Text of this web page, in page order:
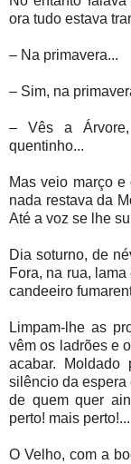
ora tudo estava
– Na primavera...
– Sim, na
– Vês a
quentinho...
Mas veio março
nada restava da
Até a voz se lhe
Dia soturno, de
Fora, na rua,
candeeiro
Limpam-lhe as
vêm os ladrões e
acabar.
silêncio da espera
de quem quer
perto! mais perto!...
O Velho, com a